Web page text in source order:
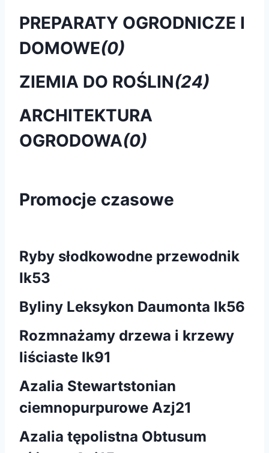
PREPARATY OGRODNICZE I
DOMOWE(0)
ZIEMIA DO ROŚLIN(24)
ARCHITEKTURA
OGRODOWA(0)
Promocje czasowe
Ryby słodkowodne przewodnik
Ik53
Byliny Leksykon Daumonta Ik56
Rozmnażamy drzewa i krzewy
liściaste lk91
Azalia Stewartstonian
ciemnopurpurowe Azj21
Azalia tępolistna Obtusum